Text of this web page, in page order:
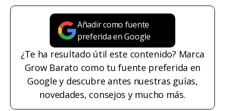
Añadir como fuente
preferida en Google
¿Te ha resultado útil este contenido? Marca
Grow Barato como tu fuente preferida en
Google y descubre antes nuestras guías,
novedades, consejos y mucho más.